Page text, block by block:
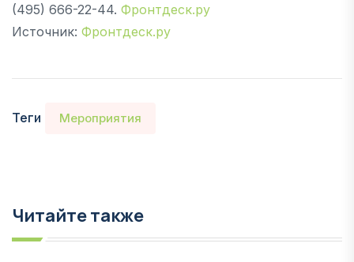
(495) 666-22-44. Фронтдеск.ру
Источник: Фронтдеск.ру
Теги Мероприятия
Читайте также